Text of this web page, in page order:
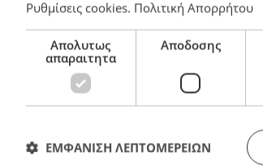
Πόσο κοστίζουν κρεβατάκι και
Ρυθμίσεις cookies. Πολιτική Απορρήτου
Απολυτως
απαραιτητα
Αποδοσης
ΕΜΦΑΝΙΣΗ ΛΕΠΤΟΜΕΡΕΙΩΝ